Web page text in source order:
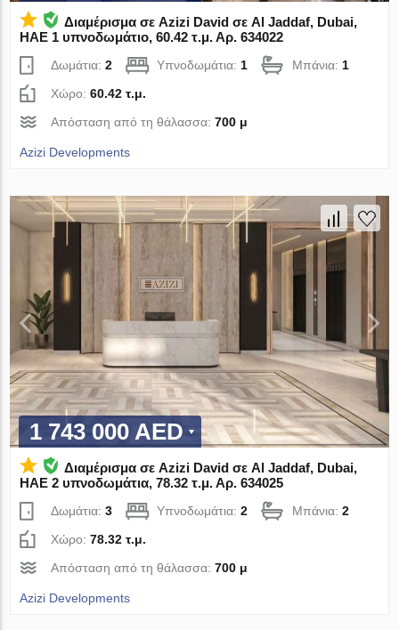
Διαμέρισμα σε Azizi David σε Al Jaddaf, Dubai,
ΗΑΕ 1 υπνοδωμάτιο, 60.42 τ.μ. Αρ. 634022
Δωμάτια:2 Υπνοδωμάτια: 1 Μπάνια: 1
Χώρο:60.42 τ.μ.
Απόσταση από τη θάλασσα:700 μ
Azizi Developments
1 743 000 AED
Διαμέρισμα σε Azizi David σε Al Jaddaf, Dubai,
ΗΑΕ 2 υπνοδωμάτια, 78.32 τ.μ. Αρ. 634025
Δωμάτια:3 Υπνοδωμάτια:2 Μπάνια:2
Χώρο:78.32 τ.μ.
Απόσταση από τη θάλασσα:700 μ
Azizi Developments